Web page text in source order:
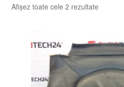
Afișez toate cele 2 rezultateSortat
recente